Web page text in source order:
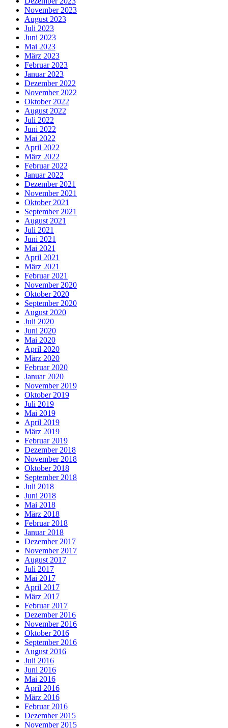
November 2023
August 2023
Juli 2023
Juni 2023
Mai 2023
März 2023
Februar 2023
Januar 2023
Dezember 2022
November 2022
Oktober 2022
August 2022
Juli 2022
Juni 2022
Mai 2022
April 2022
März 2022
Februar 2022
Januar 2022
Dezember 2021
November 2021
Oktober 2021
September 2021
August 2021
Juli 2021
Juni 2021
Mai 2021
April 2021
März 2021
Februar 2021
November 2020
Oktober 2020
September 2020
August 2020
Juli 2020
Juni 2020
Mai 2020
April 2020
März 2020
Februar 2020
Januar 2020
November 2019
Oktober 2019
Juli 2019
Mai 2019
April 2019
März 2019
Februar 2019
Dezember 2018
November 2018
Oktober 2018
September 2018
Juli 2018
Juni 2018
Mai 2018
März 2018
Februar 2018
Januar 2018
Dezember 2017
November 2017
August 2017
Juli 2017
Mai 2017
April 2017
März 2017
Februar 2017
Dezember 2016
November 2016
Oktober 2016
September 2016
August 2016
Juli 2016
Juni 2016
Mai 2016
April 2016
März 2016
Februar 2016
Dezember 2015
November 2015